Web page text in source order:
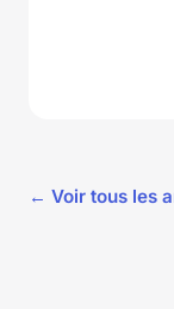
← Voir tous les